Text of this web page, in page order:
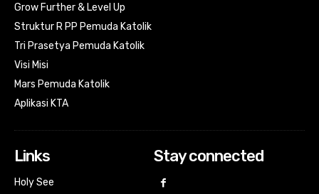
Grow Further & Level Up
Struktur R PP Pemuda Katolik
Tri Prasetya Pemuda Katolik
Visi Misi
Mars Pemuda Katolik
Aplikasi KTA
Links
Holy See
Stay connected